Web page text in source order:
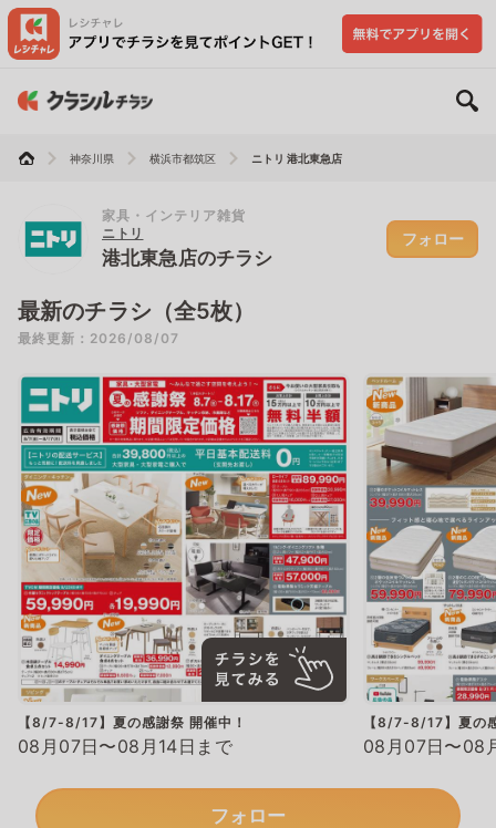
神奈川県 横浜市都筑区 ニトリ 港北東急店
家具・インテリア雑貨
ニトリ
港北東急店のチラシ
フォロー
最新のチラシ（全5枚）
最終更新：2026/08/07
【8/7-8/17】夏の感謝祭 開催中！
08月07日〜08月14日まで
【8/7-8/17】夏の
08月07日〜08
フォロー